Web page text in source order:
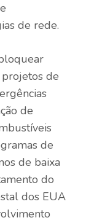
de rede.
de
de
de
de baixa
do
dos EUA